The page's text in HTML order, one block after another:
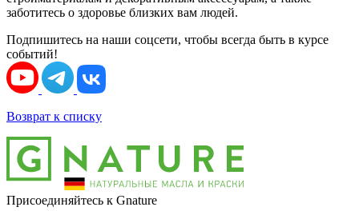
заботитесь о здоровье близких вам людей.
Подпишитесь на наши соцсети, чтобы всегда быть в курсе
событий!
Возврат к списку
Присоединяйтесь к Gnature